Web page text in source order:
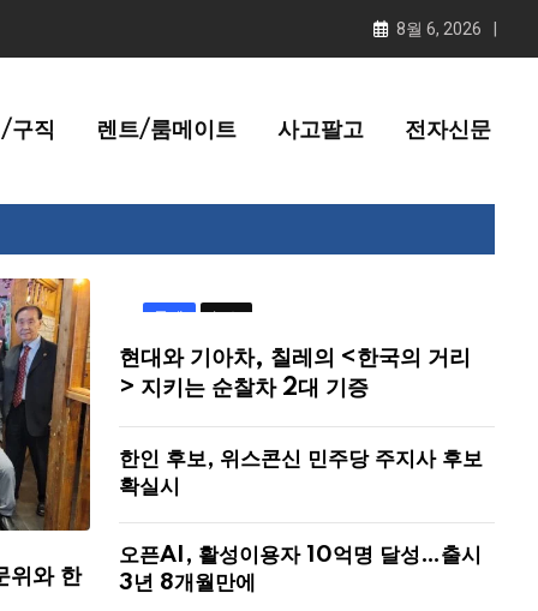
8월 6, 2026
구직 렌트/룸메이트 사고팔고 전자신문
위와 한
국제 뉴스
현대와 기아차, 칠레의 <한국의 거리
> 지키는 순찰차 2대 기증
한인 후보, 위스콘신 민주당 주지사 후보
확실시
오픈AI, 활성이용자 10억명 달성…출시
3년 8개월만에